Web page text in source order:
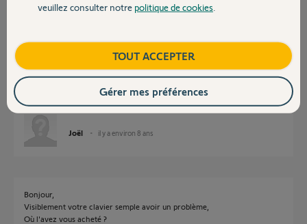
Contact
Sylvain C. il y a environ 8 ans
Oui en effet, P1 et P2 fonctionnent normalement.
Joël il y a environ 8 ans
Bonjour,
Visiblement votre clavier semple avoir un problème,
Où l'avez vous acheté ?
veuillez consulter notre politique de cookies
TOUT ACCEPTER
Gérer mes préférences